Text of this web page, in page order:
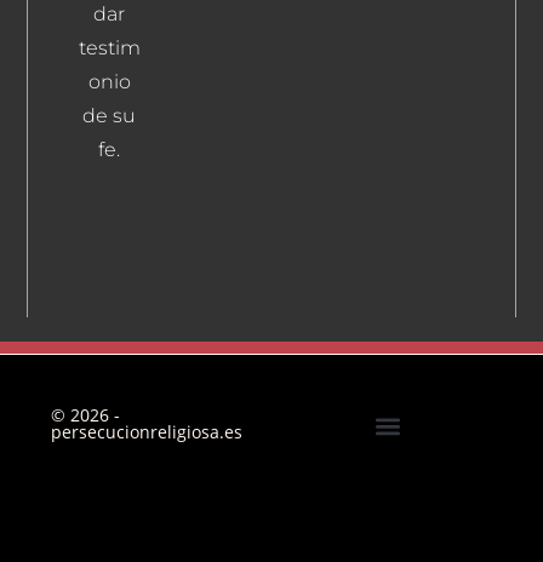
dar
testim
onio
de su
fe.
© 2026 -
persecucionreligiosa.es